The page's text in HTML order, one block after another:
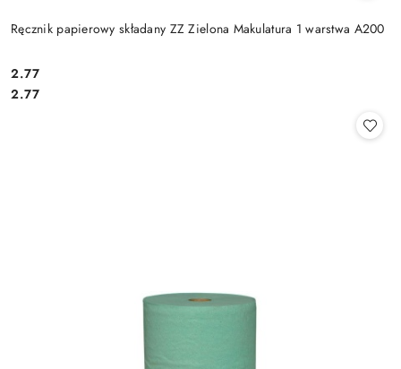
Ręcznik papierowy składany ZZ Zielona Makulatura 1 warstwa A200
Cena:
2.77
Cena:
2.77